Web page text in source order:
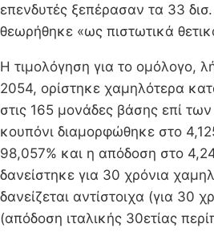
επενδυτές ξεπέρασαν τα 33
θεωρήθηκε «ως πιστωτικά
Η τιμολόγηση για το ομόλογο,
2054, ορίστηκε χαμηλότερα
στις 165 μονάδες βάσης επί
κουπόνι διαμορφώθηκε στο
98,057% και η απόδοση στο
δανείστηκε για 30 χρόνια
δανείζεται αντίστοιχα (για 30
(απόδοση ιταλικής 30ετίας